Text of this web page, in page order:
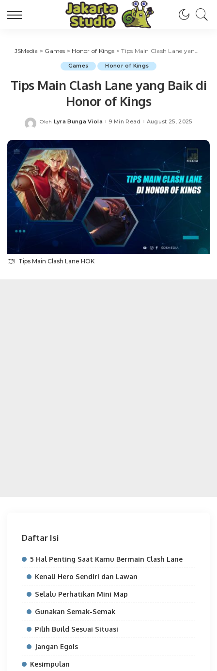
JSMedia > Games > Honor of Kings >Tips Main Clash Lane yang Baik di Honor of Kings
Games Honor of Kings
Tips Main Clash Lane yang Baik di
Honor of Kings
Posted
Oleh Lyra Bunga Viola 9 Min Read August 25, 2025
Tips Main Clash Lane HOK
Daftar Isi
5 Hal Penting Saat Kamu Bermain Clash Lane
Kenali Hero Sendiri dan Lawan
Selalu Perhatikan Mini Map
Gunakan Semak-Semak
Pilih Build Sesuai Situasi
Jangan Egois
Kesimpulan